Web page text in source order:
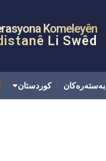
Komeleyên
Li Swêd
بەستەرەکان کوردستان